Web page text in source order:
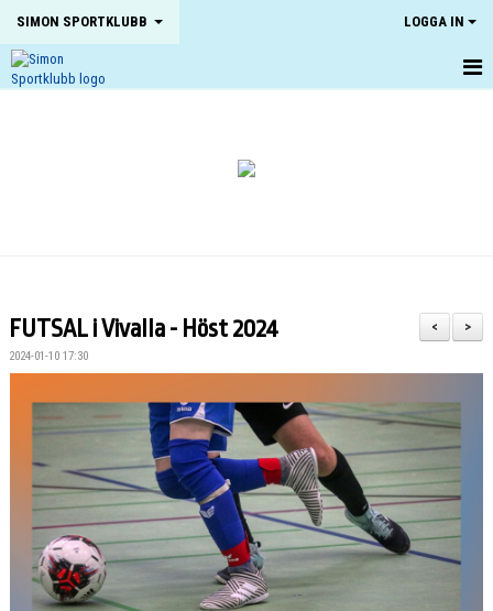
SIMON SPORTKLUBB LOGGA IN
BILDGALLERI
MATCHER
TRÄNARE & LEDARE
>
<
FUTSAL i Vivalla - Höst 2024
2024-01-10 17:30